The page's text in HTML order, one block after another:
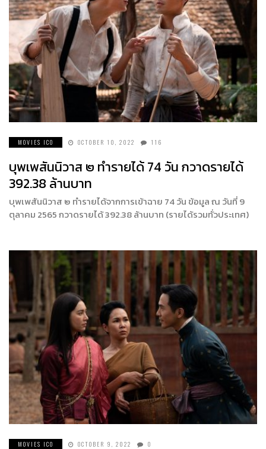
MOVIES ICO OCTOBER 10, 2022 116
บุพเพสันนิวาส ๒ ทำรายได้ 74 วัน กวาดรายได้
392.38 ล้านบาท
บุพเพสันนิวาส ๒ ทำรายได้จากการเข้าฉาย 74 วัน ข้อมูล ณ วันที่ 9
ตุลาคม 2565 กวาดรายได้ 392.38 ล้านบาท (รายได้รวมทั่วประเทศ)
MOVIES ICO OCTOBER 9, 2022 0